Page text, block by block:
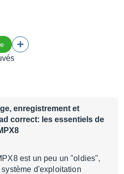
enregistrement et
correct: les essentiels de
est un peu un "oldies",
d'exploitation